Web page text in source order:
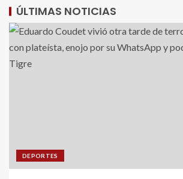
ÚLTIMAS NOTICIAS
DEPORTES